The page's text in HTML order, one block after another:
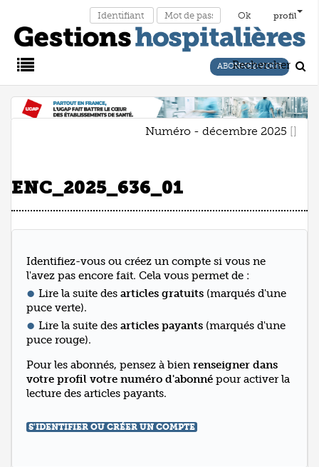
profil
Main
ABONNEZ-VOUS
Rechercher
Numéro - décembre 2025
ENC_2025_636_01
Identifiez-vous ou créez un compte si vous ne
l'avez pas encore fait. Cela vous permet de :
Lire la suite des articles gratuits (marqués d'une
puce verte).
Lire la suite des articles payants (marqués d'une
puce rouge).
Pour les abonnés, pensez à bien renseigner dans
votre profil votre numéro d'abonné pour activer la
lecture des articles payants.
S'IDENTIFIER OU CRÉER UN COMPTE